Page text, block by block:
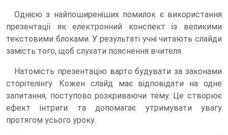
Однією з найпоширеніших помилок є використання
презентації як електронний конспект із великими
текстовими блоками. У результаті учні читають слайди
замість того, щоб слухати пояснення вчителя.
Натомість презентацію варто будувати за законами
сторітелінгу. Кожен слайд має відповідати на одне
запитання, поступово розкриваючи тему. Це створює
ефект інтриги та допомагає утримувати увагу
протягом усього уроку.